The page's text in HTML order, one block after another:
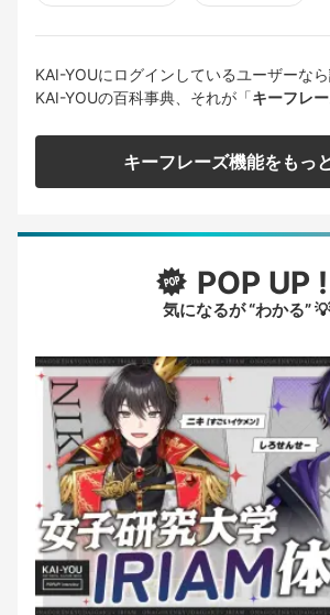
KAI-YOUにログインしているユーザーなら
KAI-YOUの百科事典、それが「キーフレ
キーフレーズ機能をもっ
POP UP !
気になるが “わかる” 💡